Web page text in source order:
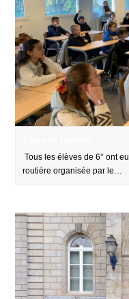
Tous les élèves de 6° ont
routière organisée par le…